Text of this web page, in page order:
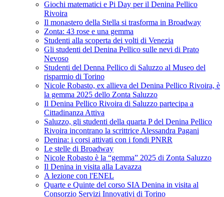
Giochi matematici e Pi Day per il Denina Pellico
Rivoira
Il monastero della Stella si trasforma in Broadway
Zonta: 43 rose e una gemma
Studenti alla scoperta dei volti di Venezia
Gli studenti del Denina Pellico sulle nevi di Prato
Nevoso
Studenti del Denna Pellico di Saluzzo al Museo del
risparmio di Torino
Nicole Robasto, ex allieva del Denina Pellico Rivoira, è
la gemma 2025 dello Zonta Saluzzo
Il Denina Pellico Rivoira di Saluzzo partecipa a
Cittadinanza Attiva
Saluzzo, gli studenti della quarta P del Denina Pellico
Rivoira incontrano la scrittrice Alessandra Pagani
Denina: i corsi attivati con i fondi PNRR
Le stelle di Broadway
Nicole Robasto è la “gemma” 2025 di Zonta Saluzzo
Il Denina in visita alla Lavazza
A lezione con l'ENEL
Quarte e Quinte del corso SIA Denina in visita al
Consorzio Servizi Innovativi di Torino